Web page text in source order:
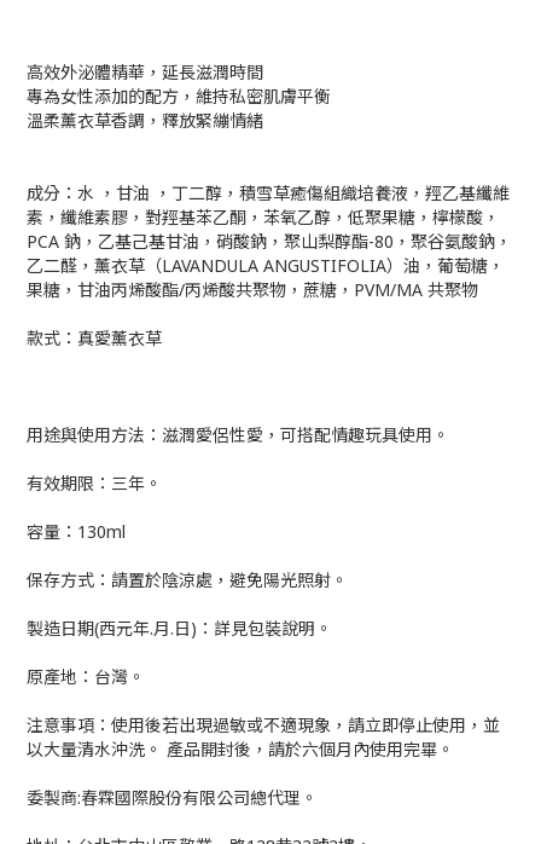
高效外泌體精華，延長滋潤時間
專為女性添加的配方，維持私密肌膚平衡
溫柔薰衣草香調，釋放緊繃情緒
成分：水 ，甘油 ，丁二醇，積雪草癒傷組織培養液，羥乙基纖維
素，纖維素膠，對羥基苯乙酮，苯氧乙醇，低聚果糖，檸檬酸，
PCA 鈉，乙基己基甘油，硝酸鈉，聚山梨醇酯-80，聚谷氨酸鈉，
乙二醛，薰衣草（LAVANDULA ANGUSTIFOLIA）油，葡萄糖，
果糖，甘油丙烯酸酯/丙烯酸共聚物，蔗糖，PVM/MA 共聚物
款式：真愛薰衣草
用途與使用方法：滋潤愛侶性愛，可搭配情趣玩具使用。
有效期限：三年。
容量：130ml
保存方式：請置於陰涼處，避免陽光照射。
製造日期(西元年.月.日)：詳見包裝說明。
原產地：台灣。
注意事項：使用後若出現過敏或不適現象，請立即停止使用，並
以大量清水沖洗。 產品開封後，請於六個月內使用完畢。
委製商:春霖國際股份有限公司總代理。